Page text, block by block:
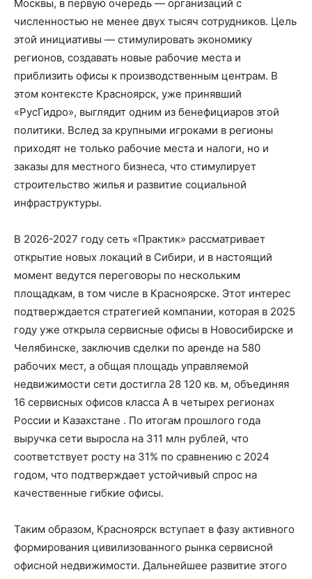
Москвы, в первую очередь — организаций с
численностью не менее двух тысяч сотрудников. Цель
этой инициативы — стимулировать экономику
регионов, создавать новые рабочие места и
приблизить офисы к производственным центрам. В
этом контексте Красноярск, уже принявший
«РусГидро», выглядит одним из бенефициаров этой
политики. Вслед за крупными игроками в регионы
приходят не только рабочие места и налоги, но и
заказы для местного бизнеса, что стимулирует
строительство жилья и развитие социальной
инфраструктуры.
В 2026-2027 году сеть «Практик» рассматривает
открытие новых локаций в Сибири, и в настоящий
момент ведутся переговоры по нескольким
площадкам, в том числе в Красноярске. Этот интерес
подтверждается стратегией компании, которая в 2025
году уже открыла сервисные офисы в Новосибирске и
Челябинске, заключив сделки по аренде на 580
рабочих мест, а общая площадь управляемой
недвижимости сети достигла 28 120 кв. м, объединяя
16 сервисных офисов класса А в четырех регионах
России и Казахстане . По итогам прошлого года
выручка сети выросла на 311 млн рублей, что
соответствует росту на 31% по сравнению с 2024
годом, что подтверждает устойчивый спрос на
качественные гибкие офисы.
Таким образом, Красноярск вступает в фазу активного
формирования цивилизованного рынка сервисной
офисной недвижимости. Дальнейшее развитие этого